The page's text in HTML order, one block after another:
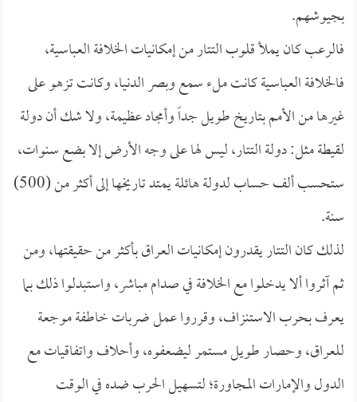
بجيوشهم.
فالرعب كان يملأ قلوب التتار من إمكانيات الخلافة العباسية،
فالخلافة العباسية كانت ملء سمع وبصر الدنيا، وكانت تزهو على
غيرها من الأمم بتاريخ طويل جداً وأمجاد عظيمة، ولا شك أن دولة
لقيطة مثل: دولة التتار، ليس لها على وجه الأرض إلا بضع سنوات،
ستحسب ألف حساب لدولة هائلة يمتد تاريخها إلى أكثر من (500)
سنة.
لذلك كان التتار يقدرون إمكانيات العراق بأكثر من حقيقتها، ومن
ثم آثروا ألا يدخلوا مع الخلافة في صدام مباشر، واستبدلوا ذلك بما
يعرف بحرب الاستنزاف، وقرروا عمل ضربات خاطفة موجعة
للعراق، وحصار طويل مستمر ليضعفوه، وأحلاف واتفاقيات مع
الدول والإمارات المجاورة؛ لتسهيل الحرب ضده في الوقت